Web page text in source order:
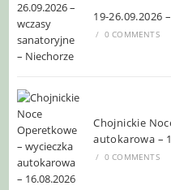
19-26.09.2026
/ 0 COMMENTS
Chojnickie
autokarowa –
/ 0 COMMENTS